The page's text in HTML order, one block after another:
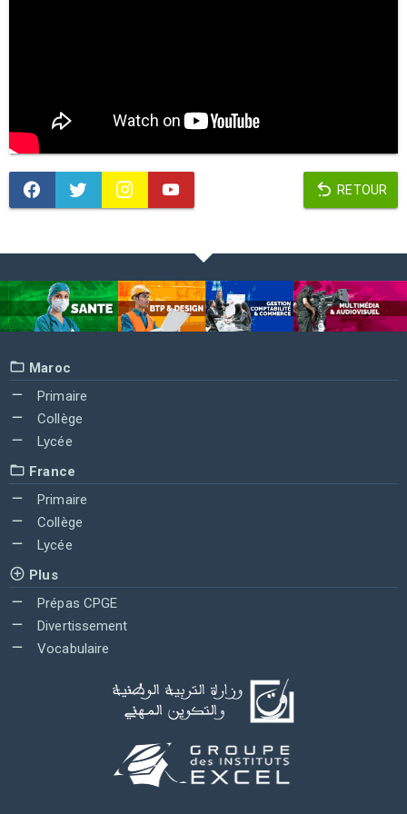
RETOUR
Maroc
Primaire
Collège
Lycée
France
Primaire
Collège
Lycée
Plus
Prépas CPGE
Divertissement
Vocabulaire